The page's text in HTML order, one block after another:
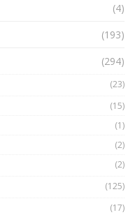
(4)
(193)
(294)
(23)
(15)
(1)
(2)
(2)
(125)
(17)